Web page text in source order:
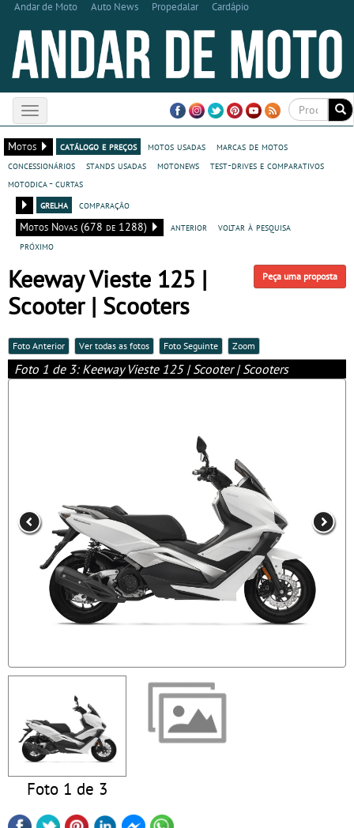
Andar de Moto Auto News Propedalar Cardápio
Toggle
navigation
Motos
catálogo e preços motos usadas
marcas de motos
concessionários
stands usadas motonews
test-drives e comparativos
motodica - curtas
grelha
comparação
Motos Novas (678 de 1288)
anterior
voltar à pesquisa
próximo
Peça uma proposta
Keeway Vieste 125 |
Scooter | Scooters
Foto Anterior Ver todas as fotos Foto Seguinte Zoom
Foto 1 de 3: Keeway Vieste 125 | Scooter | Scooters
Foto 1 de 3